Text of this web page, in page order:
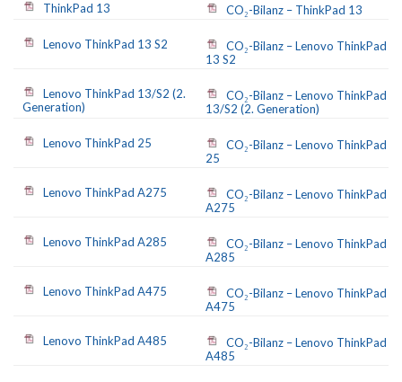
ThinkPad 13 CO₂-Bilanz – ThinkPad 13
Lenovo ThinkPad 13 S2
CO₂-Bilanz – Lenovo ThinkPad
13 S2
Lenovo ThinkPad 13/S2 (2.
Generation)
CO₂-Bilanz – Lenovo ThinkPad
13/S2 (2. Generation)
Lenovo ThinkPad 25
CO₂-Bilanz – Lenovo ThinkPad
25
Lenovo ThinkPad A275
CO₂-Bilanz – Lenovo ThinkPad
A275
Lenovo ThinkPad A285
CO₂-Bilanz – Lenovo ThinkPad
A285
Lenovo ThinkPad A475
CO₂-Bilanz – Lenovo ThinkPad
A475
Lenovo ThinkPad A485
CO₂-Bilanz – Lenovo ThinkPad
A485